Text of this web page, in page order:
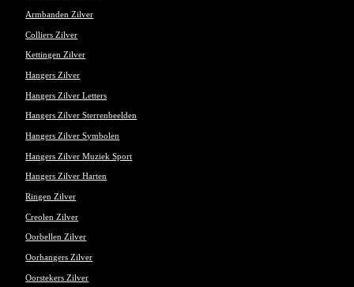
Armbanden Zilver
Colliers Zilver
Kettingen Zilver
Hangers Zilver
Hangers Zilver Letters
Hangers Zilver Sterrenbeelden
Hangers Zilver Symbolen
Hangers Zilver Muziek Sport
Hangers Zilver Harten
Ringen Zilver
Creolen Zilver
Oorbellen Zilver
Oorhangers Zilver
Oorstekers Zilver